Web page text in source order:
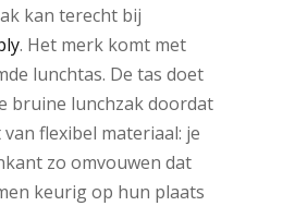
kan terecht bij
. Het merk komt met
lunchtas. De tas doet
bruine lunchzak doordat
flexibel materiaal: je
zo omvouwen dat
keurig op hun plaats